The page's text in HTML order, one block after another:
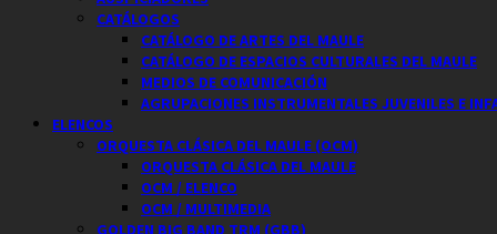
CATÁLOGOS
CATÁLOGO DE ARTES DEL MAULE
CATÁLOGO DE ESPACIOS CULTURALES DEL MAULE
MEDIOS DE COMUNICACIÓN
AGRUPACIONES INSTRUMENTALES JUVENILES E
ELENCOS
ORQUESTA CLÁSICA DEL MAULE (OCM)
ORQUESTA CLÁSICA DEL MAULE
OCM / ELENCO
OCM / MULTIMEDIA
GOLDEN BIG BAND TRM (GBB)